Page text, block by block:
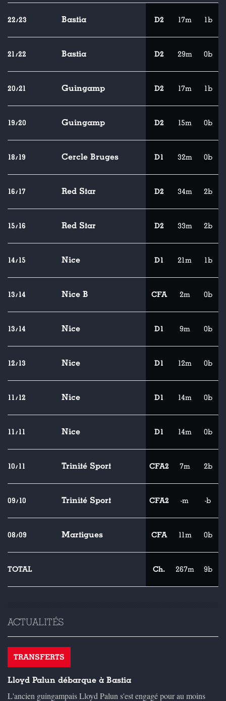
22/23 Bastia D2 17m 1b
21/22 Bastia D2 29m 0b
20/21 Guingamp D2 17m 1b
19/20 Guingamp D2 15m 0b
18/19 Cercle Bruges D1 32m 0b
16/17 Red Star D2 34m 2b
15/16 Red Star D2 33m 2b
14/15 Nice D1 21m 1b
13/14 Nice B CFA 2m 0b
13/14 Nice D1 9m 0b
12/13 Nice D1 12m 0b
11/12 Nice D1 14m 0b
11/11 Nice D1 14m 0b
10/11 Trinité Sport CFA2 7m 2b
09/10 Trinité Sport CFA2 -m -b
08/09 Martigues CFA 11m 0b
TOTAL Ch. 267m 9b
ACTUALITÉS
TRANSFERTS
Lloyd Palun débarque à Bastia
L'ancien guingampais Lloyd Palun s'est engagé pour au moins